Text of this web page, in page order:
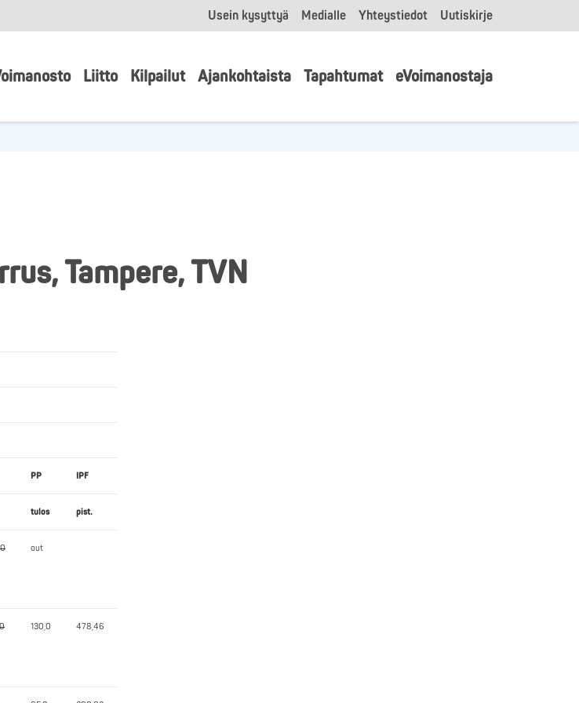
Usein kysyttyä Medialle Yhteystiedot Uutiskirje
Liitto Kilpailut Ajankohtaista Tapahtumat eVoimanostaja
Tampere, TVN
PP IPF
tulos pist.
out
130,0 478,46